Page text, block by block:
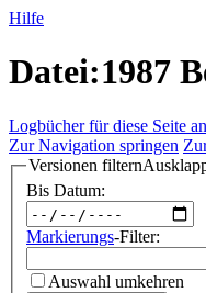
Hilfe
Datei:1987
Logbücher für diese Seite
Zur Navigation springen
Versionen filtern
Bis Datum:
Markierungs-Filter:
Auswahl umkehren